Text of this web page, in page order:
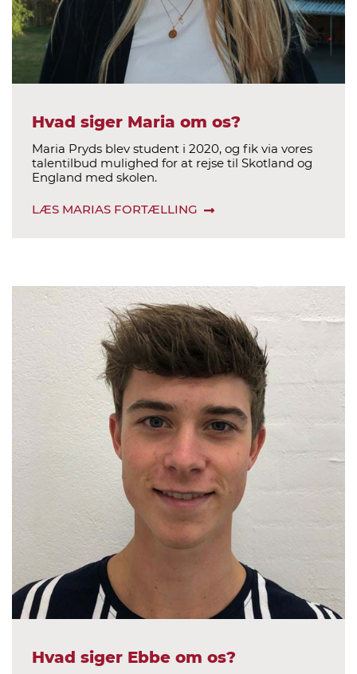
Hvad siger Maria om os?
Maria Pryds blev student i 2020, og fik via vores
talentilbud mulighed for at rejse til Skotland og
England med skolen.
LÆS MARIAS FORTÆLLING
Hvad siger Ebbe om os?